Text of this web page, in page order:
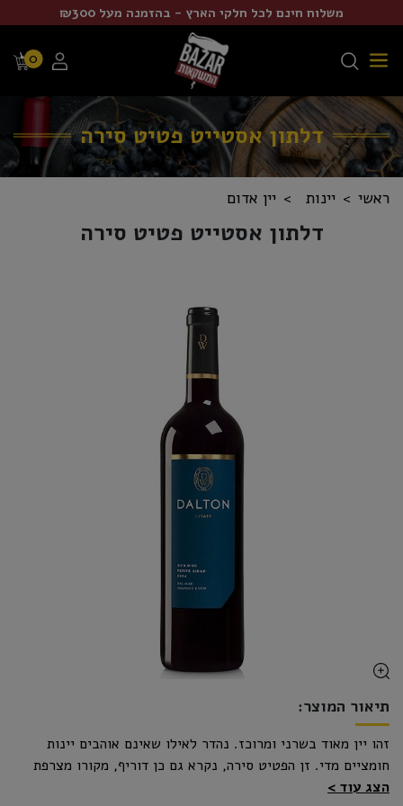
משלוח חינם לכל חלקי הארץ - בהזמנה מעל ₪300
0
דלתון אסטייט פטיט סירה
ראשי יינות יין אדום
דלתון אסטייט פטיט סירה
תיאור המוצר:
זהו יין מאוד בשרני ומרוכז. נהדר לאילו שאינם אוהבים יינות
חומציים מדי. זן הפטיט סירה, נקרא גם כן דוריף, מקורו מצרפת
ובארצנו הסתגל כזן ענבים הנהנה מן האקלים הים תיכוני. יין זה
הצג עוד